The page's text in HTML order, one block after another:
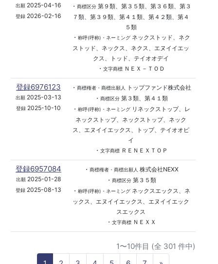
出願 2025-04-16
登録 2026-02-16
・ 商標区分第９類、第３５類、第３６類、第３
７類、第３９類、第４１類、第４２類、第４
５類
・ 称呼(呼称)・ネーミングネックストッド、ネク
ストッド、ネックス、ネクス、エヌイイエッ
クス、トッド、テイオオデイ
・ 文字商標ＮＥＸ－ＴＯＤ
登録6976123
出願 2025-03-13
登録 2025-10-10
・ 商標権者・商標出願人
トップファンド株式会社
・ 商標区分第３類、第４１類
・ 称呼(呼称)・ネーミングリネックストップ、レ
ネックストップ、ネックストップ、ネック
ス、エヌイイエックス、トップ、テイオオピ
イ
・ 文字商標ＲＥＮＥＸＴＯＰ
登録6957084
出願2025-01-28
登録 2025-08-13
・ 商標権者・商標出願人 株式会社NEXX
・ 商標区分第３５類
・ 称呼(呼称)・ネーミングネックスエックス、ネ
ックス、エヌイイエックス、エヌイイエック
スエックス
・ 文字商標ＮＥＸＸ
1〜10件目 (全 301 件中)